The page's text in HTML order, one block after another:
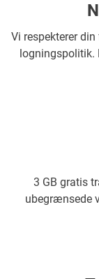
Vi respekterer
logningspolitik.
3 GB gratis
ubegrænsede